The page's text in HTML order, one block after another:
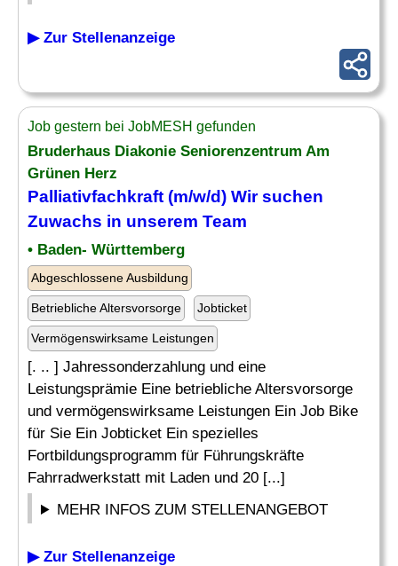
▶ Zur Stellenanzeige
Job gestern bei JobMESH gefunden
Bruderhaus Diakonie Seniorenzentrum Am
Grünen Herz
Palliativfachkraft (m/w/d) Wir suchen
Zuwachs in unserem Team
• Baden- Württemberg
Abgeschlossene Ausbildung
Betriebliche Altersvorsorge Jobticket
Vermögenswirksame Leistungen
[. .. ] Jahressonderzahlung und eine
Leistungsprämie Eine betriebliche Altersvorsorge
und vermögenswirksame Leistungen Ein Job Bike
für Sie Ein Jobticket Ein spezielles
Fortbildungsprogramm für Führungskräfte
Fahrradwerkstatt mit Laden und 20 [...]
MEHR INFOS ZUM STELLENANGEBOT
▶ Zur Stellenanzeige